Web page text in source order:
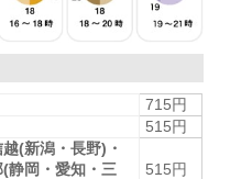
715円
515円
(新潟・長野)・
静岡・愛知・三
515円